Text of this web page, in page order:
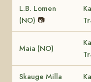
L.B. Lomen
(NO) 📷
Maia (NO)
Skauge Milla